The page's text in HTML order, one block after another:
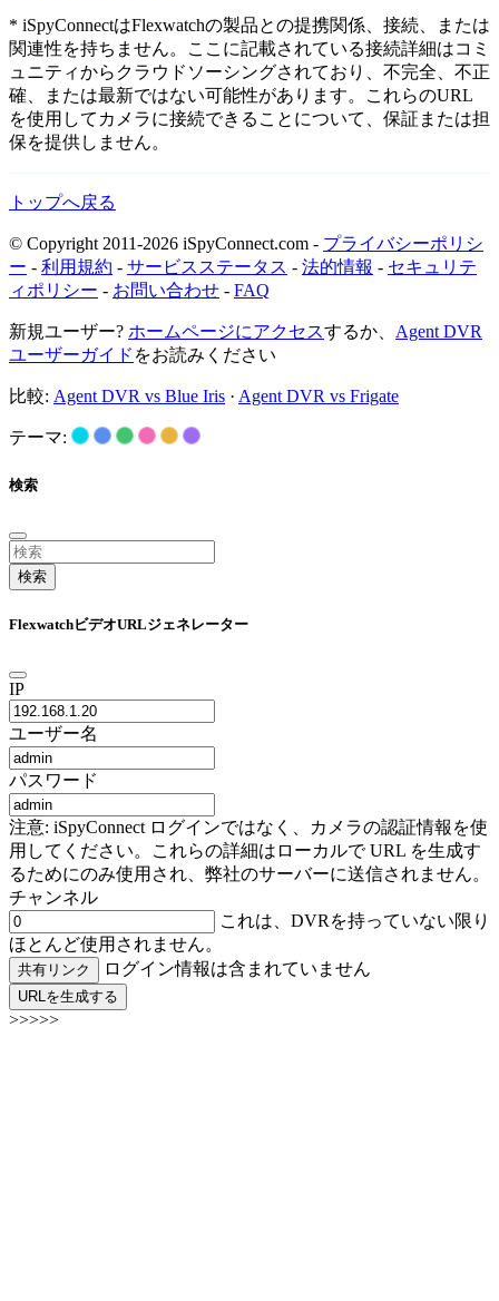
* iSpyConnectはFlexwatchの製品との提携関係、接続、または
関連性を持ちません。ここに記載されている接続詳細はコミ
ュニティからクラウドソーシングされており、不完全、不正
確、または最新ではない可能性があります。これらのURL
を使用してカメラに接続できることについて、保証または担
保を提供しません。
トップへ戻る
© Copyright 2011-2026 iSpyConnect.com - プライバシーポリシ
ー - 利用規約 - サービスステータス - 法的情報 - セキュリテ
ィポリシー - お問い合わせ - FAQ
新規ユーザー? ホームページにアクセスするか、 Agent DVR
ユーザーガイド をお読みください
比較: Agent DVR vs Blue Iris · Agent DVR vs Frigate
テーマ:
検索
検索
FlexwatchビデオURLジェネレーター
IP
ユーザー名
パスワード
注意: iSpyConnect ログインではなく、カメラの認証情報を使
用してください。これらの詳細はローカルで URL を生成す
るためにのみ使用され、弊社のサーバーに送信されません。
チャンネル
これは、DVRを持っていない限り
ほとんど使用されません。
共有リンク ログイン情報は含まれていません
URLを生成する
>>>>>